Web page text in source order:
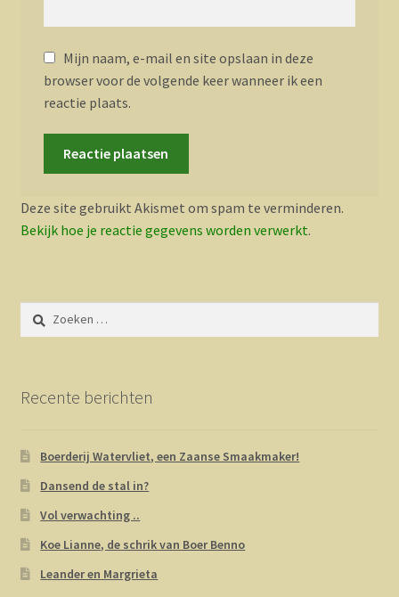
Mijn naam, e-mail en site opslaan in deze
browser voor de volgende keer wanneer ik een
reactie plaats.
Deze site gebruikt Akismet om spam te verminderen.
Bekijk hoe je reactie gegevens worden verwerkt.
Zoeken
naar:
Recente berichten
Boerderij Watervliet, een Zaanse Smaakmaker!
Dansend de stal in?
Vol verwachting ..
Koe Lianne, de schrik van Boer Benno
Leander en Margrieta